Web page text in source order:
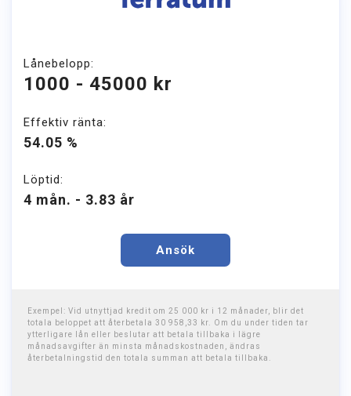
Lånebelopp:
1000 - 45000 kr
Effektiv ränta:
54.05 %
Löptid:
4 mån. - 3.83 år
Ansök
Exempel: Vid utnyttjad kredit om 25 000 kr i 12 månader, blir det
totala beloppet att återbetala 30 958,33 kr. Om du under tiden tar
ytterligare lån eller beslutar att betala tillbaka i lägre
månadsavgifter än minsta månadskostnaden, ändras
återbetalningstid den totala summan att betala tillbaka.